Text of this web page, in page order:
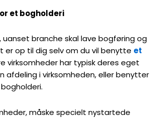
et bogholderi
uanset branche skal lave bogføring og
er op til dig selv om du vil benytte et
virksomheder har typisk deres eget
afdeling i virksomheden, eller benytter
måske specielt nystartede